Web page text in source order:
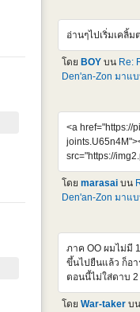
อยากได้แล้วก็ได้
อ่านๆไปเริ่มเคลิ้
โดย BOY บน Re:
Den'an-Zon มาแ
<a href="https://
src="https://
alt="Action
Supreme
โมเก่าๆเยอะเลย
ได้ที่จะต้องลงตัว
โดย marasai บน
Den'an-Zon มาแ
ภาค OO ผมไม่มี
ขึ้นไปยืนแล้ว ก็อ
ตอนนี้ไม่ใส่ดาบ 2
เกือบ ๆ 40 ซม. ทุ
คงสูงขึ้นอีกหน่อย
โดย War-taker บน